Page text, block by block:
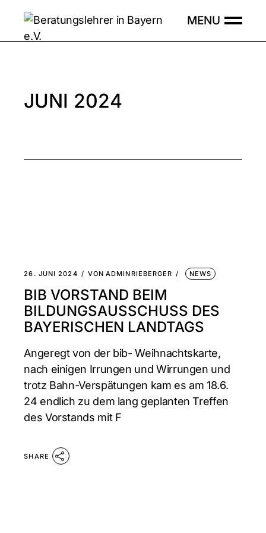
content
JUNI 2024
26. JUNI 2024 VON ADMINRIEBERGER NEWS
BIB VORSTAND BEIM
BILDUNGSAUSSCHUSS DES
BAYERISCHEN LANDTAGS
Angeregt von der bib- Weihnachtskarte,
nach einigen Irrungen und Wirrungen und
trotz Bahn-Verspätungen kam es am 18.6.
24 endlich zu dem lang geplanten Treffen
des Vorstands mit F
SHARE